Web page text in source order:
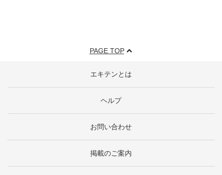
PAGE TOP
エキテンとは
ヘルプ
お問い合わせ
掲載のご案内